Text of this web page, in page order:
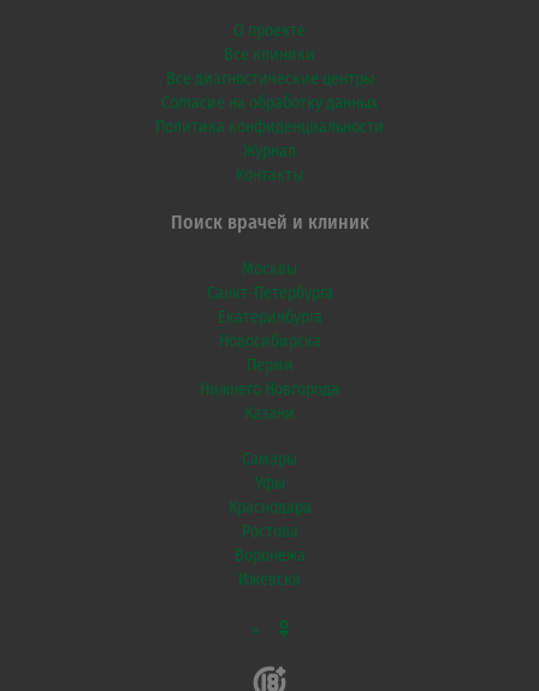
О проекте
Все клиники
Все диагностические центры
Согласие на обработку данных
Политика конфиденциальности
Журнал
Контакты
Поиск врачей и клиник
Москвы
Санкт-Петербурга
Екатеринбурга
Новосибирска
Перми
Нижнего Новгорода
Казани
Самары
Уфы
Краснодара
Ростова
Воронежа
Ижевска
VK